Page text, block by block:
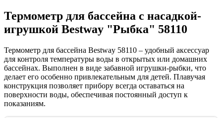
Термометр для бассейна с насадкой-
игрушкой Bestway "Рыбка" 58110
Термометр для бассейна Bestway 58110 – удобный аксессуар
для контроля температуры воды в открытых или домашних
бассейнах. Выполнен в виде забавной игрушки-рыбки, что
делает его особенно привлекательным для детей. Плавучая
конструкция позволяет прибору всегда оставаться на
поверхности воды, обеспечивая постоянный доступ к
показаниям.